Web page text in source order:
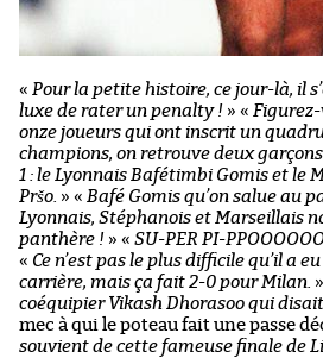
« Pour la petite histoire, ce jour-là, il
luxe de rater un penalty ! » «
onze joueurs qui ont inscrit un
champions, on retrouve deux
1 : le Lyonnais Bafétimbi Gomis et le
Pršo. » « Bafé Gomis qu’on salue au
Lyonnais, Stéphanois et Marseillais
panthère ! » « SU-PER PI-
« Ce n’est pas le plus difficile qu’il a
carrière, mais ça fait 2-0 pour Milan. »
coéquipier Vikash Dhorasoo qui
mec à qui le poteau fait une passe
souvient de cette fameuse finale de